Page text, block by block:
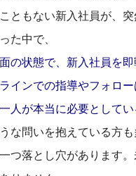
ともない新入社員が、
た中で、
面の状態で、新入社員を
ラインでの指導やフォロ
一人が本当に必要として
な問いを抱えている方
つ落とし穴があります